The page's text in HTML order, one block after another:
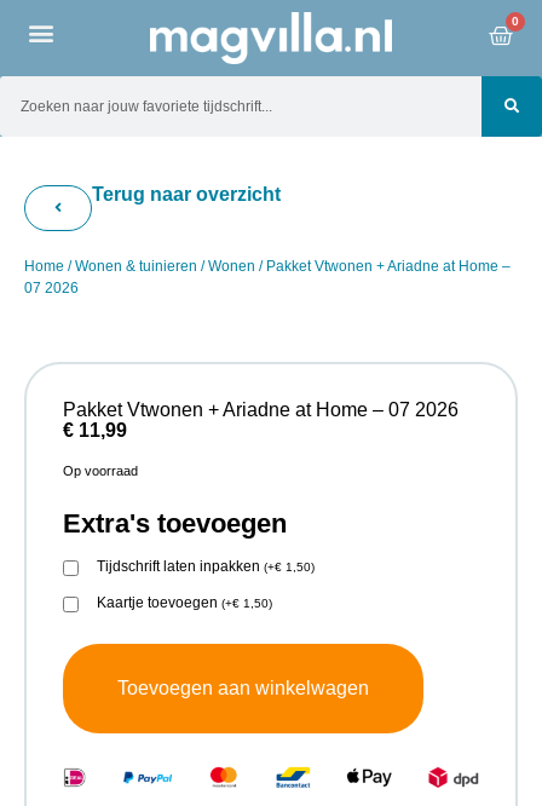
0
Terug naar overzicht
Home /Wonen & tuinieren /Wonen / Pakket Vtwonen + Ariadne at Home –
07 2026
Pakket Vtwonen + Ariadne at Home – 07 2026
€ 11,99
Op voorraad
Extra's toevoegen
Tijdschrift laten inpakken (+€ 1,50)
Kaartje toevoegen (+€ 1,50)
Toevoegen aan winkelwagen